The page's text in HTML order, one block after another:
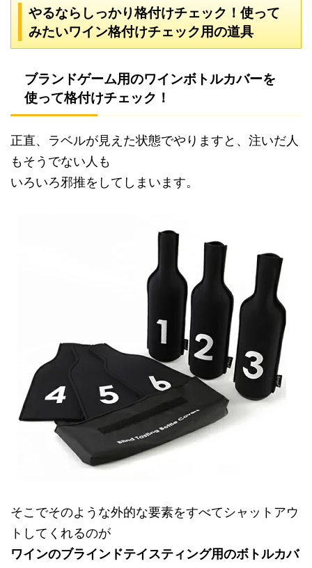
やるならしっかり格付けチェック！使って
みたいワイン格付けチェック用の道具
ブランドゲーム用のワインボトルカバーを
使って格付けチェック！
正直、ラベルが見えた状態でやりますと、注いだ人
もそうでない人も
いろいろ邪推をしてしまいます。
そこでそのような外的な要素をすべてシャットアウ
トしてくれるのが
ワインのブラインドテイスティング用のボトルカバ